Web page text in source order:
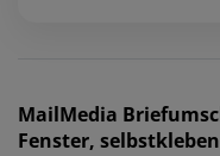
MailMedia
Fenster,